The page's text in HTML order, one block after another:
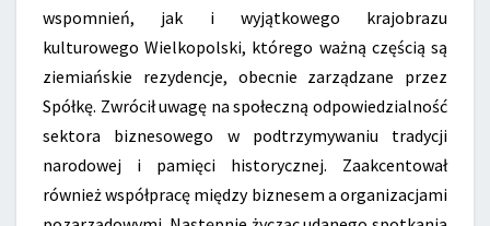
wspomnień, jak i wyjątkowego krajobrazu
kulturowego Wielkopolski, którego ważną częścią są
ziemiańskie rezydencje, obecnie zarządzane przez
Spółkę. Zwrócił uwagę na społeczną odpowiedzialność
sektora biznesowego w podtrzymywaniu tradycji
narodowej i pamięci historycznej. Zaakcentował
również współpracę między biznesem a organizacjami